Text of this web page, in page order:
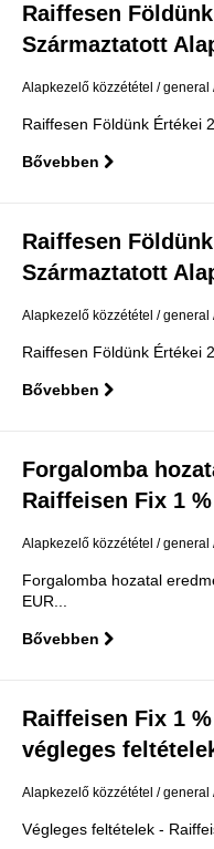
Raiffesen
Származtatott
Alapkezelő közzététel general
Raiffesen Földünk Értékei
Bővebben
Raiffesen
Származtatott
Alapkezelő közzététel general
Raiffesen Földünk Értékei
Bővebben
Forgalomba
Raiffeisen Fix 1 %
Alapkezelő közzététel general
Forgalomba hozatal
EUR...
Bővebben
Raiffeisen Fix 1
végleges
Alapkezelő közzététel general
Végleges feltételek -